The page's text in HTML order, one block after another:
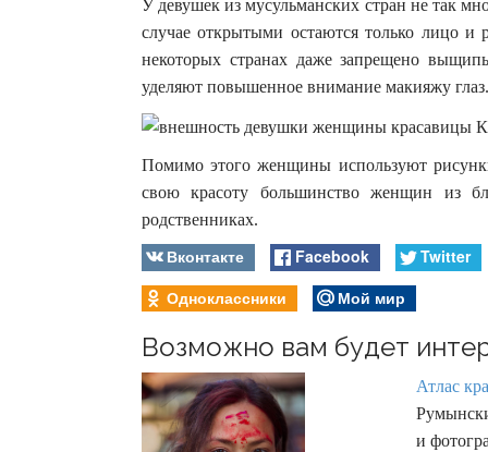
У девушек из мусульманских стран не так
случае открытыми остаются только лицо и
некоторых странах даже запрещено
уделяют повышенное внимание макияжу глаз.
Помимо этого женщины используют
свою красоту большинство женщин из
родственниках.
Вконтакте Facebook
Twitter
Одноклассники
Мой мир
Возможно вам будет
Атлас
и